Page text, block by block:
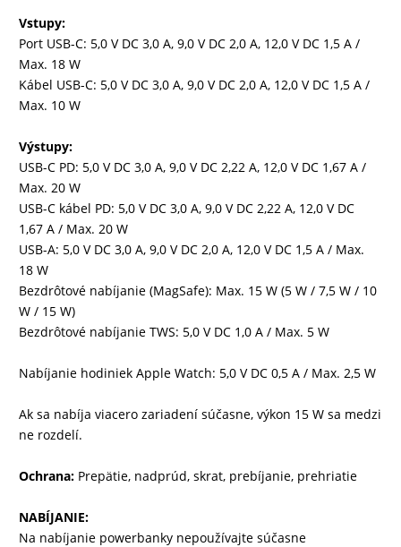
Vstupy:
Port USB-C: 5,0 V DC 3,0 A, 9,0 V DC 2,0 A, 12,0 V DC 1,5 A /
Max. 18 W
Kábel USB-C: 5,0 V DC 3,0 A, 9,0 V DC 2,0 A, 12,0 V DC 1,5 A /
Max. 10 W
Výstupy:
USB-C PD: 5,0 V DC 3,0 A, 9,0 V DC 2,22 A, 12,0 V DC 1,67 A /
Max. 20 W
USB-C kábel PD: 5,0 V DC 3,0 A, 9,0 V DC 2,22 A, 12,0 V DC
1,67 A / Max. 20 W
USB-A: 5,0 V DC 3,0 A, 9,0 V DC 2,0 A, 12,0 V DC 1,5 A / Max.
18 W
Bezdrôtové nabíjanie (MagSafe): Max. 15 W (5 W / 7,5 W / 10
W / 15 W)
Bezdrôtové nabíjanie TWS: 5,0 V DC 1,0 A / Max. 5 W
Nabíjanie hodiniek Apple Watch: 5,0 V DC 0,5 A / Max. 2,5 W
Ak sa nabíja viacero zariadení súčasne, výkon 15 W sa medzi
ne rozdelí.
Ochrana: Prepätie, nadprúd, skrat, prebíjanie, prehriatie
NABÍJANIE:
Na nabíjanie powerbanky nepoužívajte súčasne